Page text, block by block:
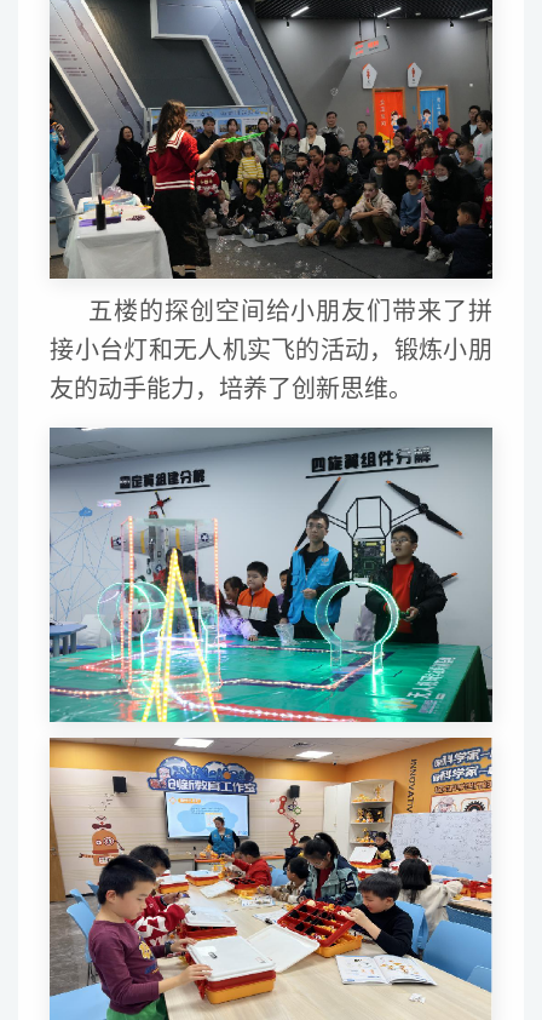
五楼的探创空间给小朋友们带来了拼
接小台灯和无人机实飞的活动，锻炼小朋
友的动手能力，培养了创新思维。